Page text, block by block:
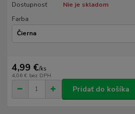
Dostupnosť
Nie je skladom
Farba
4,99 €/ks
4,06 € bez DPH
Pridať do košíka